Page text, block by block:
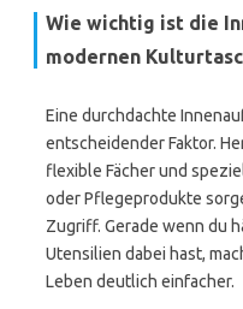
Wie wichtig ist die
modernen
Eine durchdachte
entscheidender Faktor.
flexible Fächer und
oder Pflegeprodukte
Zugriff. Gerade wenn du
Utensilien dabei hast,
Leben deutlich einfacher.